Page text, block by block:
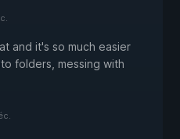
and it's so much easier
folders, messing with